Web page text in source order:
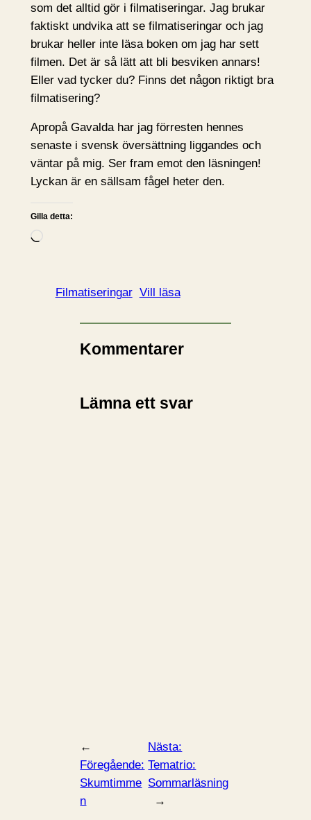
som det alltid gör i filmatiseringar. Jag brukar
faktiskt undvika att se filmatiseringar och jag
brukar heller inte läsa boken om jag har sett
filmen. Det är så lätt att bli besviken annars!
Eller vad tycker du? Finns det någon riktigt bra
filmatisering?
Apropå Gavalda har jag förresten hennes
senaste i svensk översättning liggandes och
väntar på mig. Ser fram emot den läsningen!
Lyckan är en sällsam fågel heter den.
Gilla detta:
L
Filmatiseringar Vill läsa
Kommentarer
Lämna ett svar
←
Föregående:
Skumtimme
n
Nästa:
Tematrio:
Sommarläsning
→